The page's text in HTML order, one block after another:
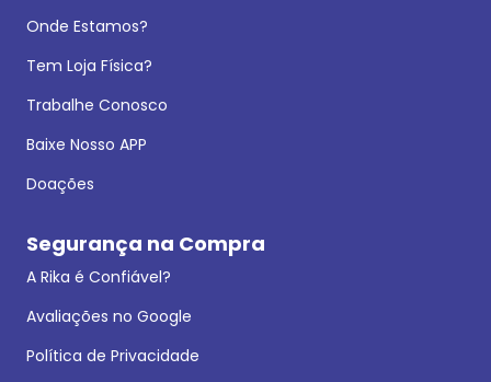
Onde Estamos?
Tem Loja Física?
Trabalhe Conosco
Baixe Nosso APP
Doações
Segurança na Compra
A Rika é Confiável?
Avaliações no Google
Política de Privacidade